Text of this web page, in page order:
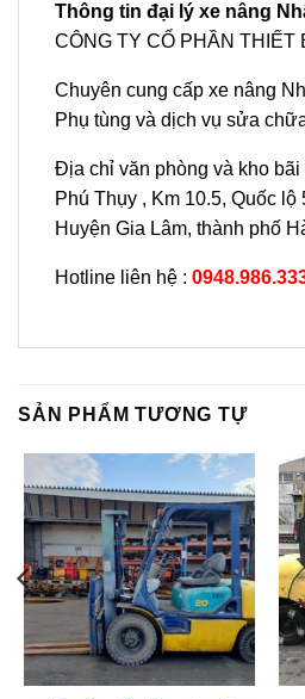
Thông tin đại lý xe nâng
CÔNG TY CỔ PHẦN THIẾT
Chuyên cung cấp xe nâng
Phụ tùng và dịch vụ sửa
Địa chỉ văn phòng và kho
Phú Thụy , Km 10.5, Quốc
Huyện Gia Lâm, thành phố
Hotline liên hệ :
SẢN PHẨM TƯƠNG TỰ